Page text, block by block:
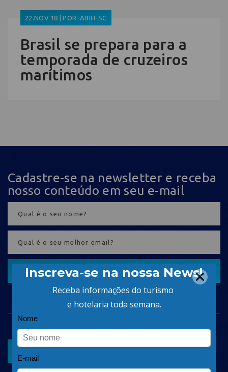
22.NOV.18 | POR: ABIH-SC
Brasil se prepara para a
temporada de cruzeiros
marítimos
Cadastre-se na newsletter e receba
nosso conteúdo em seu e-mail
CADASTRAR